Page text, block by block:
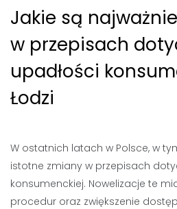
Jakie są
w przepisach
upadłości
Łodzi
W ostatnich latach w Polsce, w
istotne zmiany w przepisach
konsumenckiej. Nowelizacje te
procedur oraz zwiększenie